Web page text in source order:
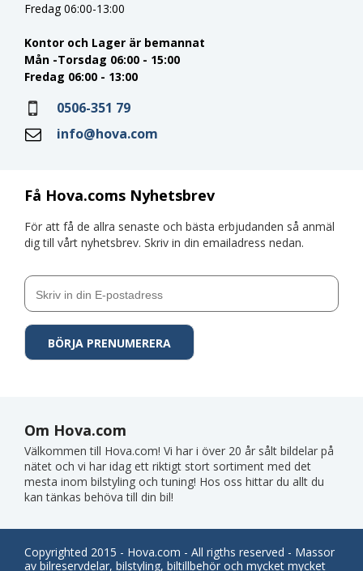
Få Hova.coms Nyhetsbrev
För att få de allra senaste och bästa erbjudanden så anmäl
dig till vårt nyhetsbrev. Skriv in din emailadress nedan.
Fredag 06:00-13:00
Kontor och Lager är bemannat
Mån -Torsdag 06:00 - 15:00
Fredag 06:00 - 13:00
0506-351 79
info@hova.com
Om Hova.com
Välkommen till Hova.com! Vi har i över 20 år sålt bildelar på
nätet och vi har idag ett riktigt stort sortiment med det
mesta inom bilstyling och tuning! Hos oss hittar du allt du
kan tänkas behöva till din bil!
Copyrighted 2015 - Hova.com - All rigths reserved - Massor
av bilreservdelar, bilstyling, biltillbehör och mycket mycket